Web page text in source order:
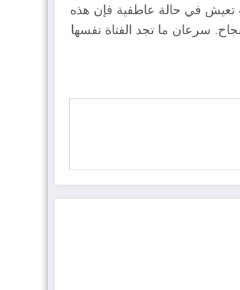
تعيش في حالة عاطفية فإن هذه
سرعان ما تجد الفتاة نفسها